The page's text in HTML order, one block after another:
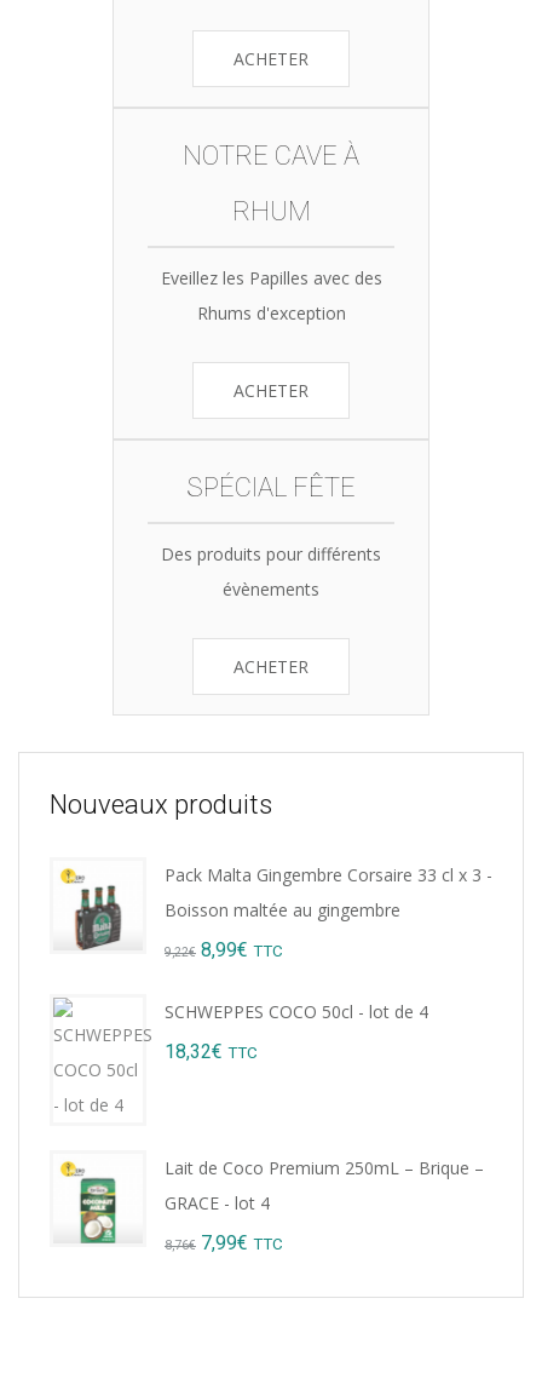
ACHETER
NOTRE CAVE À
RHUM
Eveillez les Papilles avec des
Rhums d'exception
ACHETER
SPÉCIAL FÊTE
Des produits pour différents
évènements
ACHETER
Nouveaux produits
Pack Malta Gingembre Corsaire 33 cl x 3 -
Boisson maltée au gingembre
9,22€ Original
8,99€ Current
TTC
SCHWEPPES COCO 50cl - lot de 4
18,32€ TTC
Lait de Coco Premium 250mL – Brique –
GRACE - lot 4
8,76€ Original
7,99€ Current
TTC